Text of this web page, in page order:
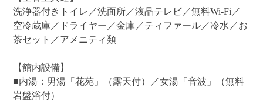
洗浄器付きトイレ／洗面所／液晶テレビ／無料Wi-Fi／
空冷蔵庫／ドライヤー／金庫／ティファール／冷水／お
茶セット／アメニティ類
【館内設備】
■内湯：男湯「花苑」（露天付）／女湯「音波」（無料
岩盤浴付）